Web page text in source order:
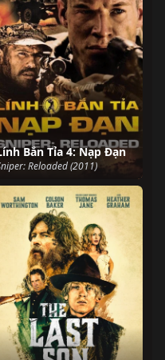
Bắn Tỉa 4: Nạp Đạn
Reloaded (2011)